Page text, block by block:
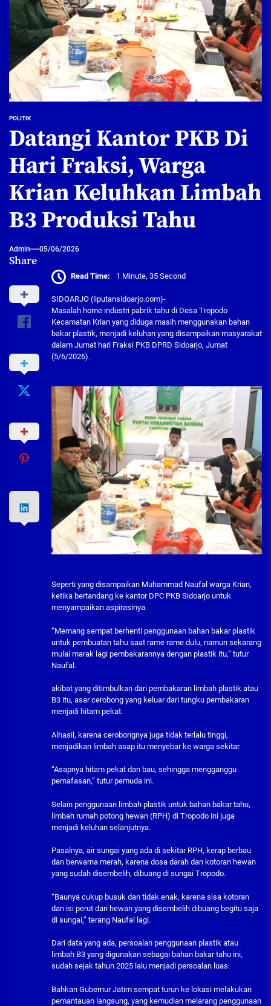
POLITIK
Datangi Kantor PKB Di
Hari Fraksi, Warga
Krian Keluhkan Limbah
B3 Produksi Tahu
Admin 05/06/2026
Share
Read Time: 1 Minute, 35 Second
SIDOARJO (liputansidoarjo.com)-
Masalah home industri pabrik tahu di Desa Tropodo
Kecamatan Krian yang diduga masih menggunakan bahan
bakar plastik, menjadi keluhan yang disampaikan masyarakat
dalam Jumat hari Fraksi PKB DPRD Sidoarjo, Jumat
(5/6/2026).
Seperti yang disampaikan Muhammad Naufal warga Krian,
ketika bertandang ke kantor DPC PKB Sidoarjo untuk
menyampaikan aspirasinya.
“Memang sempat berhenti penggunaan bahan bakar plastik
untuk pembuatan tahu saat rame rame dulu, namun sekarang
mulai marak lagi pembakarannya dengan plastik itu,” tutur
Naufal.
akibat yang ditimbulkan dari pembakaran limbah plastik atau
B3 itu, asar cerobong yang keluar dari tungku pembakaran
menjadi hitam pekat.
Alhasil, karena cerobongnya juga tidak terlalu tinggi,
menjadikan limbah asap itu menyebar ke warga sekitar.
“Asapnya hitam pekat dan bau, sehingga mengganggu
pernafasan,” tutur pemuda ini.
Selain penggunaan limbah plastik untuk bahan bakar tahu,
limbah rumah potong hewan (RPH) di Tropodo ini juga
menjadi keluhan selanjutnya.
Pasalnya, air sungai yang ada di sekitar RPH, kerap berbau
dan berwarna merah, karena dosa darah dan kotoran hewan
yang sudah disembelih, dibuang di sungai Tropodo.
“Baunya cukup busuk dan tidak enak, karena sisa kotoran
dan isi perut dari hewan yang disembelih dibuang begitu saja
di sungai,” terang Naufal lagi.
Dari data yang ada, persoalan penggunaan plastik atau
limbah B3 yang digunakan sebagai bahan bakar tahu ini,
sudah sejak tahun 2025 lalu menjadi persoalan luas.
Bahkan Gubernur Jatim sempat turun ke lokasi melakukan
pemantauan langsung, yang kemudian melarang penggunaan